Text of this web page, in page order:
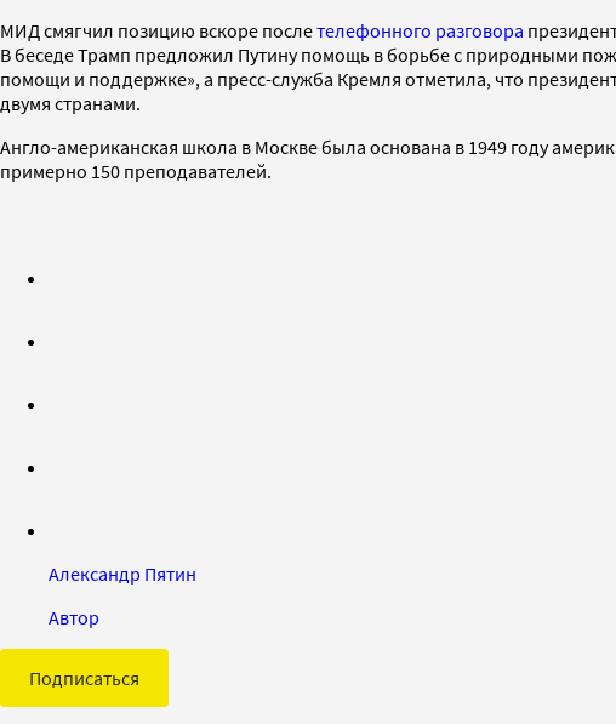
МИД смягчил позицию вскоре послетелефонного разговора
В беседе Трамп предложил Путину помощь в борьбе с природными
помощи и поддержке», а пресс-служба Кремля отметила, что
двумя странами.
Англо-американская школа в Москве была основана в 1949 году
примерно 150 преподавателей.
Александр Пятин
Автор
Подписаться